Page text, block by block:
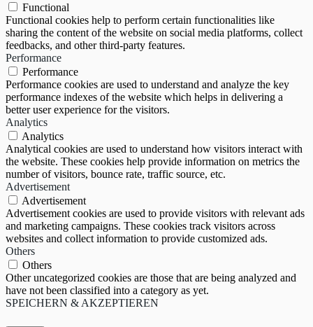
Functional
Functional cookies help to perform certain functionalities like
sharing the content of the website on social media platforms, collect
feedbacks, and other third-party features.
Performance
Performance
Performance cookies are used to understand and analyze the key
performance indexes of the website which helps in delivering a
better user experience for the visitors.
Analytics
Analytics
Analytical cookies are used to understand how visitors interact with
the website. These cookies help provide information on metrics the
number of visitors, bounce rate, traffic source, etc.
Advertisement
Advertisement
Advertisement cookies are used to provide visitors with relevant ads
and marketing campaigns. These cookies track visitors across
websites and collect information to provide customized ads.
Others
Others
Other uncategorized cookies are those that are being analyzed and
have not been classified into a category as yet.
SPEICHERN & AKZEPTIEREN